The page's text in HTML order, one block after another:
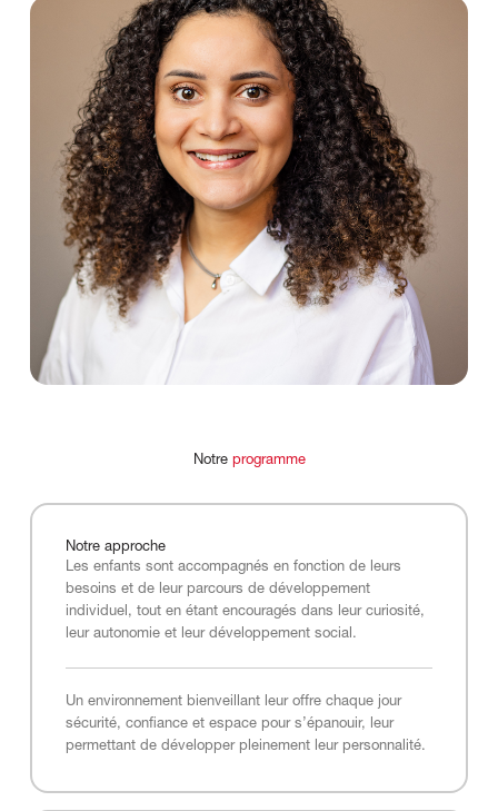
Notre programme
Notre approche
Les enfants sont accompagnés en fonction de leurs
besoins et de leur parcours de développement
individuel, tout en étant encouragés dans leur curiosité,
leur autonomie et leur développement social.
Un environnement bienveillant leur offre chaque jour
sécurité, confiance et espace pour s’épanouir, leur
permettant de développer pleinement leur personnalité.